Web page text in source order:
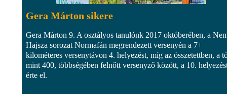
Gera Márton sikere
Gera Márton 9. A osztályos tanulónk 2017 októberében, a
Hajsza sorozat Normafán megrendezett versenyén a 7+
kilométeres versenytávon 4. helyezést, míg az összetettben, a
mint 400, többségében felnőtt versenyző között, a 10.
érte el.